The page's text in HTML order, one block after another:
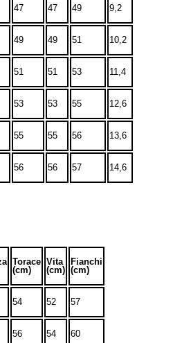
47 47 49 9,2
49 49 51 10,2
51 51 53 11,4
53 53 55 12,6
55 55 56 13,6
56 56 57 14,6
Torace
(cm)
Vita
(cm)
Fianchi
(cm)
54 52 57
56 54 60